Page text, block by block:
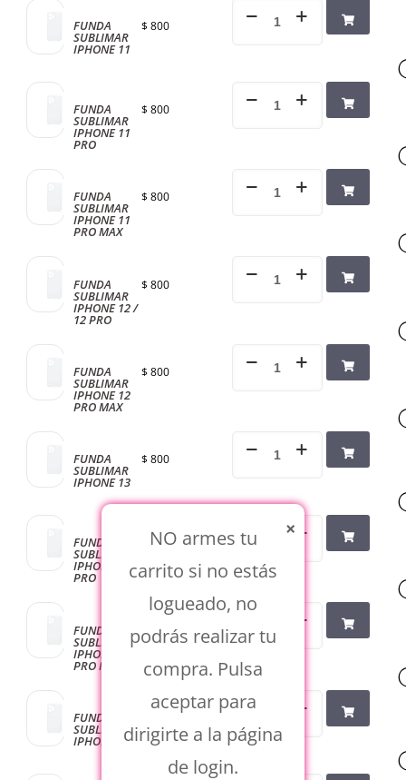
FUNDA
SUBLIMAR
IPHONE 11
$ 800
FUNDA
SUBLIMAR
IPHONE 11
PRO
$ 800
FUNDA
SUBLIMAR
IPHONE 11
PRO MAX
$ 800
FUNDA
SUBLIMAR
IPHONE 12 /
12 PRO
$ 800
FUNDA
SUBLIMAR
IPHONE 12
PRO MAX
$ 800
FUNDA
SUBLIMAR
IPHONE 13
$ 800
FUNDA
SUBLIMAR
IPHONE 13
PRO
800
FUNDA
SUBLIMAR
IPHONE 13
PRO MAX
$800
FUNDA
SUBLIMAR
IPHONE 14
×
NO armes tu
carrito si no estás
logueado, no
podrás realizar tu
compra. Pulsa
aceptar para
dirigirte a la página
de login.